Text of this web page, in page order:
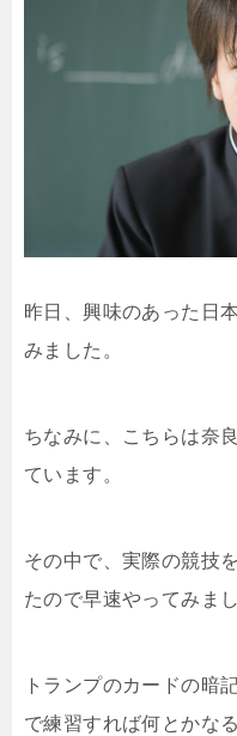
昨日、興味のあった日
みました。
ちなみに、こちらは奈
ています。
その中で、実際の競技
たので早速やってみまし
トランプのカードの暗
で練習すれば何とかな